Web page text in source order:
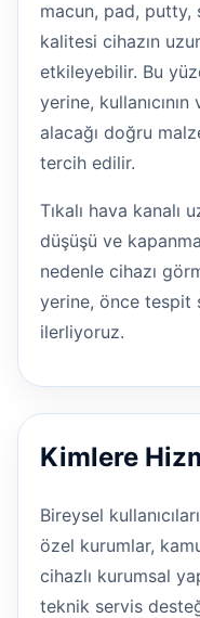
macun, pad, putty,
kalitesi cihazın
etkileyebilir. Bu
yerine, kullanıcının
alacağı doğru
tercih edilir.
Tıkalı hava kanalı
düşüşü ve
nedenle cihazı
yerine, önce tespit
ilerliyoruz.
Kimlere
Bireysel
özel kurumlar,
cihazlı kurumsal
teknik servis